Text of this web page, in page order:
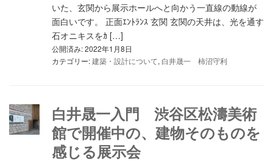
いた、玄関から展示ホールへと向かう一直線の動線が
面白いです。 正面ｴﾝﾄﾗﾝｽ 玄関 玄関の天井は、光を通す
石オニキスをｶ […]
公開済み: 2022年1月8日
カテゴリー:建築・設計について, 白井晟一 柿沼守利
白井晟一入門 渋谷区松濤美術
館で開催中の、建物そのものを
感じる展示会